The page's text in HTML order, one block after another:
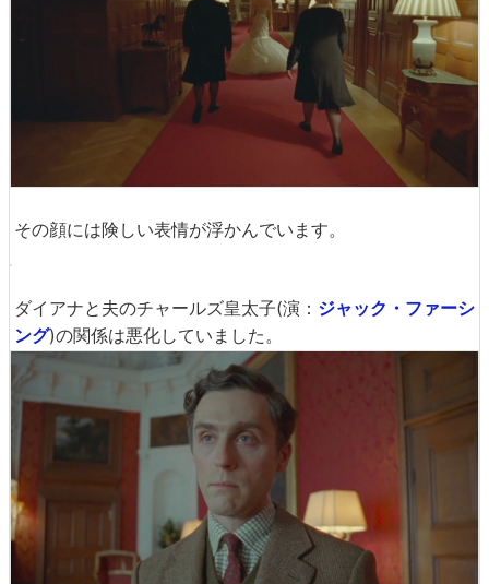
美しいドレスを身にまとい、長い廊下の赤絨毯を歩くダイ
その顔には険しい表情が浮かんでいます。
ダイアナと夫のチャールズ皇太子(演： ジャック・ファーシ